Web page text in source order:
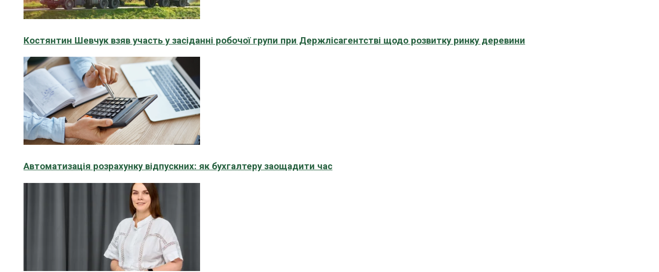
Костянтин Шевчук взяв участь у засіданні робочої групи при Держлісагентстві щодо розвитку ринку деревини
Автоматизація розрахунку відпускних: як бухгалтеру заощадити час